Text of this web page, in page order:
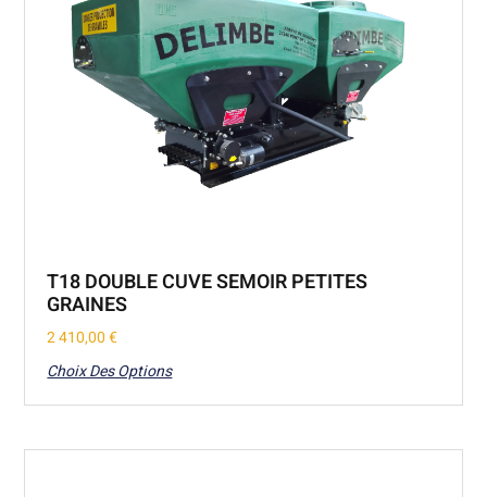
T18 DOUBLE CUVE SEMOIR PETITES
GRAINES
2 410,00€
Choix Des Options